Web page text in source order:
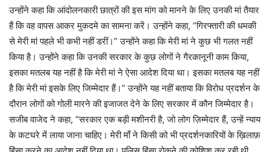
उन्होंने कहा कि आंदोलनकारी छात्रों की इस मांग को मानने के लिए उनकी मां तैयार
हैं कि वह वापस आकर मुकदमे का सामना करें। उन्होंने कहा, ”गिरफ्तारी की धमकी
से मेरी मां पहले भी कभी नहीं डरीं।” उन्होंने कहा कि मेरी मां ने कुछ भी गलत नहीं
किया है। उन्होंने कहा कि उनकी सरकार के कुछ लोगों ने गैरकानूनी काम किया,
इसका मतलब यह नहीं है कि मेरी मां ने ऐसा आदेश दिया था। इसका मतलब यह नहीं
है कि मेरी मां इसके लिए जिम्मेदार हैं।” उन्होंने यह नहीं बताया कि विरोध प्रदर्शन के
दौरान लोगों को गोली मारने की इजाजत देने के लिए सरकार में कौन जिम्मेदार है।
सजीब वाजेद ने कहा, “सरकार एक बड़ी मशीनरी है, जो लोग ज़िम्मेदार हैं, उन्हें न्याय
के कटघरे में लाया जाना चाहिए। मेरी माँ ने किसी को भी प्रदर्शनकारियों के ख़िलाफ़